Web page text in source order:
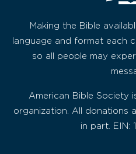
Making the Bible
language and format each
so all people may
American Bible Society
organization. All donations
in part. EIN: